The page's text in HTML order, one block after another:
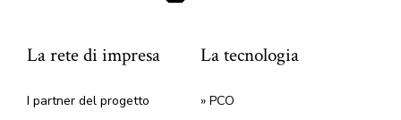
La rete di impresa
I partner del progetto
La tecnologia
» PCO